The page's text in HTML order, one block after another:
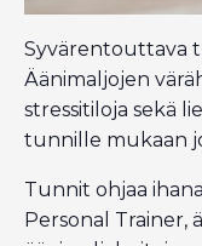
Syvärentouttava
Äänimaljojen
stressitiloja sekä
tunnille mukaan
Tunnit ohjaa
Personal Trainer,